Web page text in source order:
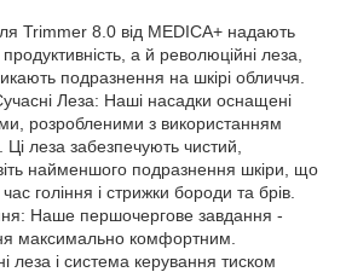
Trimmer 8.0 від MEDICA+ надають
а й революційні леза,
подразнення на шкірі обличчя.
Леза: Наші насадки оснащені
розробленими з використанням
Ці леза забезпечують чистий,
найменшого подразнення шкіри, що
гоління і стрижки бороди та брів.
Наше першочергове завдання -
максимально комфортним.
леза і система керування тиском